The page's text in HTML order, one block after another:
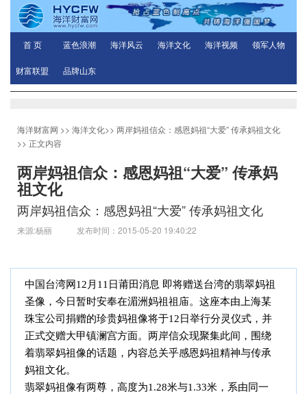
首 页 蓝色浪潮 海洋风云 海洋文化 海洋视频 领军人物
财富联盟 品牌山东
海洋财富网 >> 海洋文化>> 两岸妈祖信众：感恩妈祖“大爱” 传承妈祖文化
>> 正文内容
两岸妈祖信众：感恩妈祖“大爱” 传承妈
祖文化
两岸妈祖信众：感恩妈祖“大爱” 传承妈祖文化
来源:杨丽 发布时间：2015-05-20 19:40:22
中国台湾网 12月11日莆田消息 即将赠送台湾的翡翠妈祖
圣像，今日暂时安奉在湄洲妈祖祖庙。这座本由上海某
珠宝公司捐赠的珍贵妈祖像将于12日举行分灵仪式，并
正式交赠大甲镇澜宫方面。两岸信众现聚集此间，围绕
着翡翠妈祖像的话题，内容总关乎感恩妈祖精神与传承
妈祖文化。
翡翠妈祖像有两尊，高度为1.28米与1.33米，系由同一